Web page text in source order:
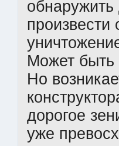
обнаружить
Может быть
Но
дорогое
уже